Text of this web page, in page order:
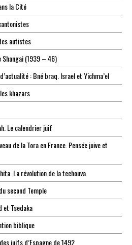
la Cité
autistes
Shangai (1939 – 46)
: Bné braq. Israel et Yichma’el
khazars
Le calendrier juif
de la Tora en France. Pensée juive et
La révolution de la techouva.
second Temple
et Tsedaka
biblique
juifs d’Espagne de 1492